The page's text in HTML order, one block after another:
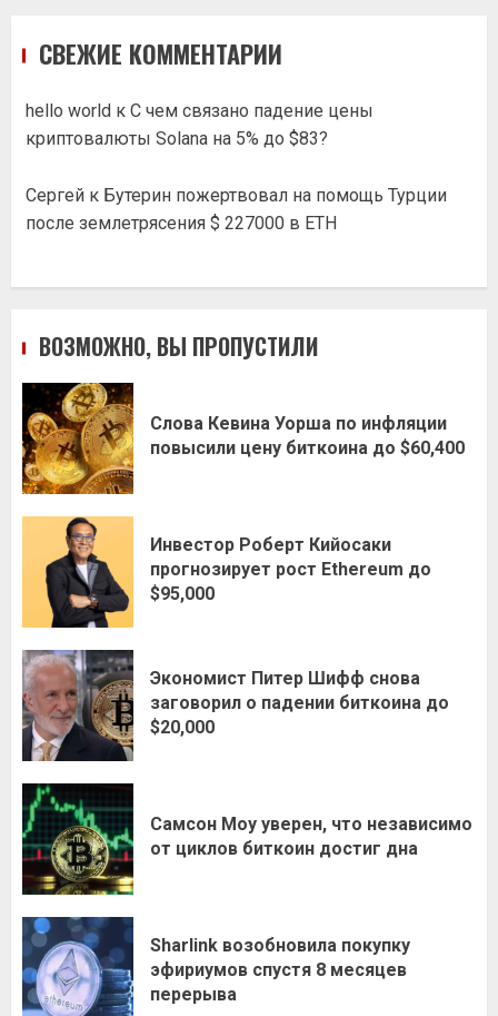
СВЕЖИЕ КОММЕНТАРИИ
hello world к С чем связано падение цены
криптовалюты Solana на 5% до $83?
Сергей к Бутерин пожертвовал на помощь Турции
после землетрясения $ 227000 в ETH
ВОЗМОЖНО, ВЫ ПРОПУСТИЛИ
Слова Кевина Уорша по инфляции
повысили цену биткоина до $60,400
Инвестор Роберт Кийосаки
прогнозирует рост Ethereum до
$95,000
Экономист Питер Шифф снова
заговорил о падении биткоина до
$20,000
Самсон Моу уверен, что независимо
от циклов биткоин достиг дна
Sharlink возобновила покупку
эфириумов спустя 8 месяцев
перерыва